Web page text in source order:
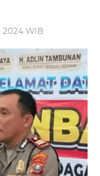
2024 WIB